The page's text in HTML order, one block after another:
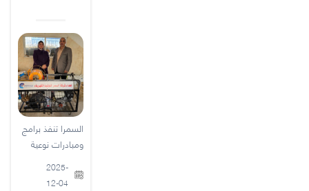
السمرا تنفذ برامج
ومبادرات نوعية
2025-
12-04